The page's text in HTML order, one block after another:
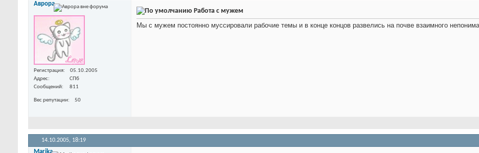
Аврора
Регистрация
05.10.2005
Адрес
СПб
Сообщений
811
Вес репутации 50
Работа с мужем
Мы с мужем постоянно муссировали рабочие темы и в конце концов развелись на почве взаимного
14.10.2005, 18:19
Marika